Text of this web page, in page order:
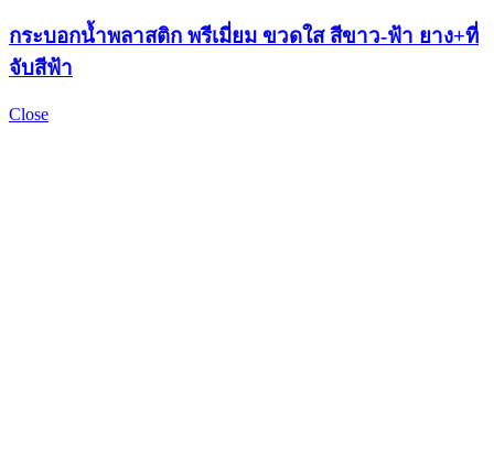
กระบอกน้ำพลาสติก พรีเมี่ยม ขวดใส สีขาว-ฟ้า ยาง+ที่
จับสีฟ้า
Close